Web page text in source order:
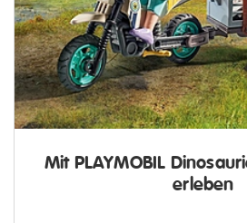
Mit PLAYMOBIL
erleben